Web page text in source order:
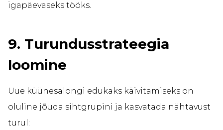
igapäevaseks tööks.
9. Turundusstrateegia
loomine
Uue küünesalongi edukaks käivitamiseks on
oluline jõuda sihtgrupini ja kasvatada nähtavust
turul: